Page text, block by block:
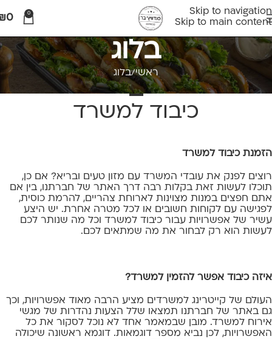
Skip to navigation
Skip to main content
0
0
בלוג
ראשי בלוג
בלוג
כיבוד למשרד
הזמנת כיבוד למשרד
רוצים לפנק את עובדי המשרד עם מזון טעים ובריא? אם כן,
תוכלו לעשות זאת בקלות רבה דרך האתר של חברתנו, בין אם
אתם חפצים במנות מצוינות לארוחת צהריים, להרמת כוסית,
לפגישה עם לקוחות חשובים או לכל מטרה אחרת. יש היצע
עשיר של אפשרויות עבור כיבוד למשרד וכל מה שנותר לכם
לעשות הוא רק לבחור את מה שמתאים לכם.
איזה כיבוד אפשר להזמין למשרד?
העולם של קייטרינג למשרדים מציע הרבה מאוד אפשרויות, וכך
גם באתר של חברתנו תמצאו שלל הצעות נהדרות של מגשי
אירוח למשרד. מובן שבמאמר אחד לא נוכל לסקור את כל
האפשרויות, לכן נביא מספר דוגמאות. דוגמא ראשונה שיכולה